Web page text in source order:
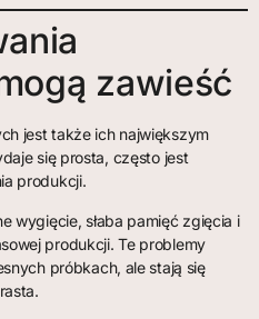
zawieść
jest także ich największym
się prosta, często jest
produkcji.
wygięcie, słaba pamięć zgięcia i
produkcji. Te problemy
próbkach, ale stają się